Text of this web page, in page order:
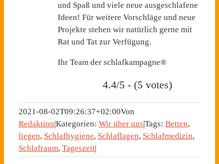
und Spaß und viele neue ausgeschlafene
Ideen! Für weitere Vorschläge und neue
Projekte stehen wir natürlich gerne mit
Rat und Tat zur Verfügung.
Ihr Team der schlafkampagne®
4.4/5 - (5 votes)
2021-08-02T09:26:37+02:00Von
Redaktion Kategorien: Wir über uns Tags: Betten,
liegen, Schlafhygiene, Schlaflagen, Schlafmedizin,
Schlafraum, Tageszeit